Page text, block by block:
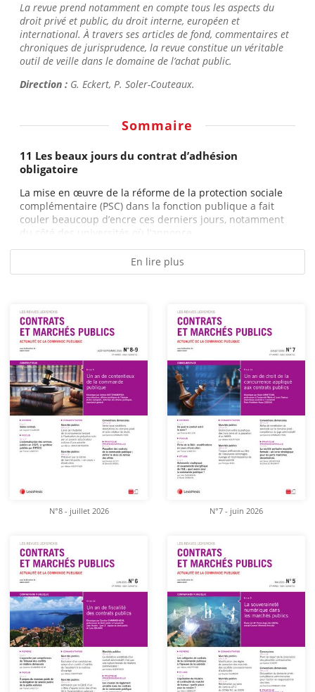
La revue prend notamment en compte tous les aspects du
droit privé et public, du droit interne, européen et
international. À travers ses articles de fond, commentaires et
chroniques de jurisprudence, la revue constitue un véritable
outil de veille dans le domaine de l’achat public.
Direction : G. Eckert, P. Soler-Couteaux.
Sommaire
11 Les beaux jours du contrat d’adhésion
obligatoire
La mise en œuvre de la réforme de la protection sociale
complémentaire (PSC) dans la fonction publique a fait
couler beaucoup d’encre ces derniers jours, notamment
du côté des universités où l’annonce...
En lire plus
N°8 - juillet 2026 N°7 - juin 2026